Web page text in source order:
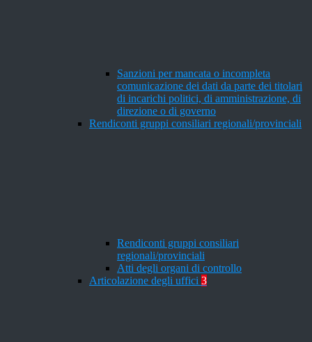
Sanzioni per mancata o incompleta
comunicazione dei dati da parte dei titolari
di incarichi politici, di amministrazione, di
direzione o di governo
Rendiconti gruppi consiliari regionali/provinciali
Rendiconti gruppi consiliari
regionali/provinciali
Atti degli organi di controllo
Articolazione degli uffici 3